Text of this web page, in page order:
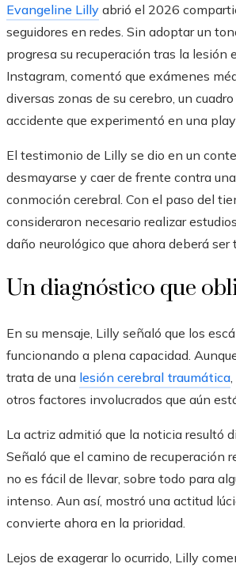
Evangeline Lilly abrió el 2026
seguidores en redes. Sin adoptar un
progresa su recuperación tras la
Instagram, comentó que exámenes
diversas zonas de su cerebro, un
accidente que experimentó en una
El testimonio de Lilly se dio en un
desmayarse y caer de frente contra
conmoción cerebral. Con el paso del
consideraron necesario realizar
daño neurológico que ahora deberá
Un diagnóstico que
En su mensaje, Lilly señaló que los
funcionando a plena capacidad.
trata de una lesión cerebral traumática
otros factores involucrados que aún
La actriz admitió que la noticia resultó
Señaló que el camino de recuperación
no es fácil de llevar, sobre todo para
intenso. Aun así, mostró una actitud
convierte ahora en la prioridad.
Lejos de exagerar lo ocurrido, Lilly